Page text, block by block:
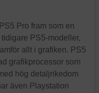
Pro fram som en
PS5-modeller,
allt i grafiken. PS5
grafikprocessor som
hög detaljrikedom
även Playstation